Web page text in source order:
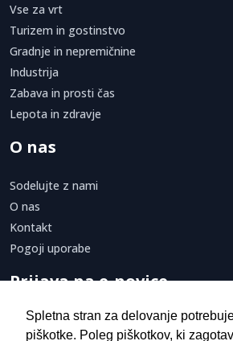
Spletna stran za delovanje
piškotke. Poleg piškotkov, ki
Vse za vrt
Turizem in gostinstvo
Gradnje in nepremičnine
Industrija
Zabava in prosti čas
Lepota in zdravje
O nas
Sodelujte z nami
O nas
Kontakt
Pogoji uporabe
Prijava na e-novice